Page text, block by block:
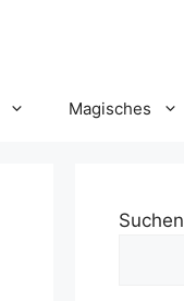
Magisches
Suchen